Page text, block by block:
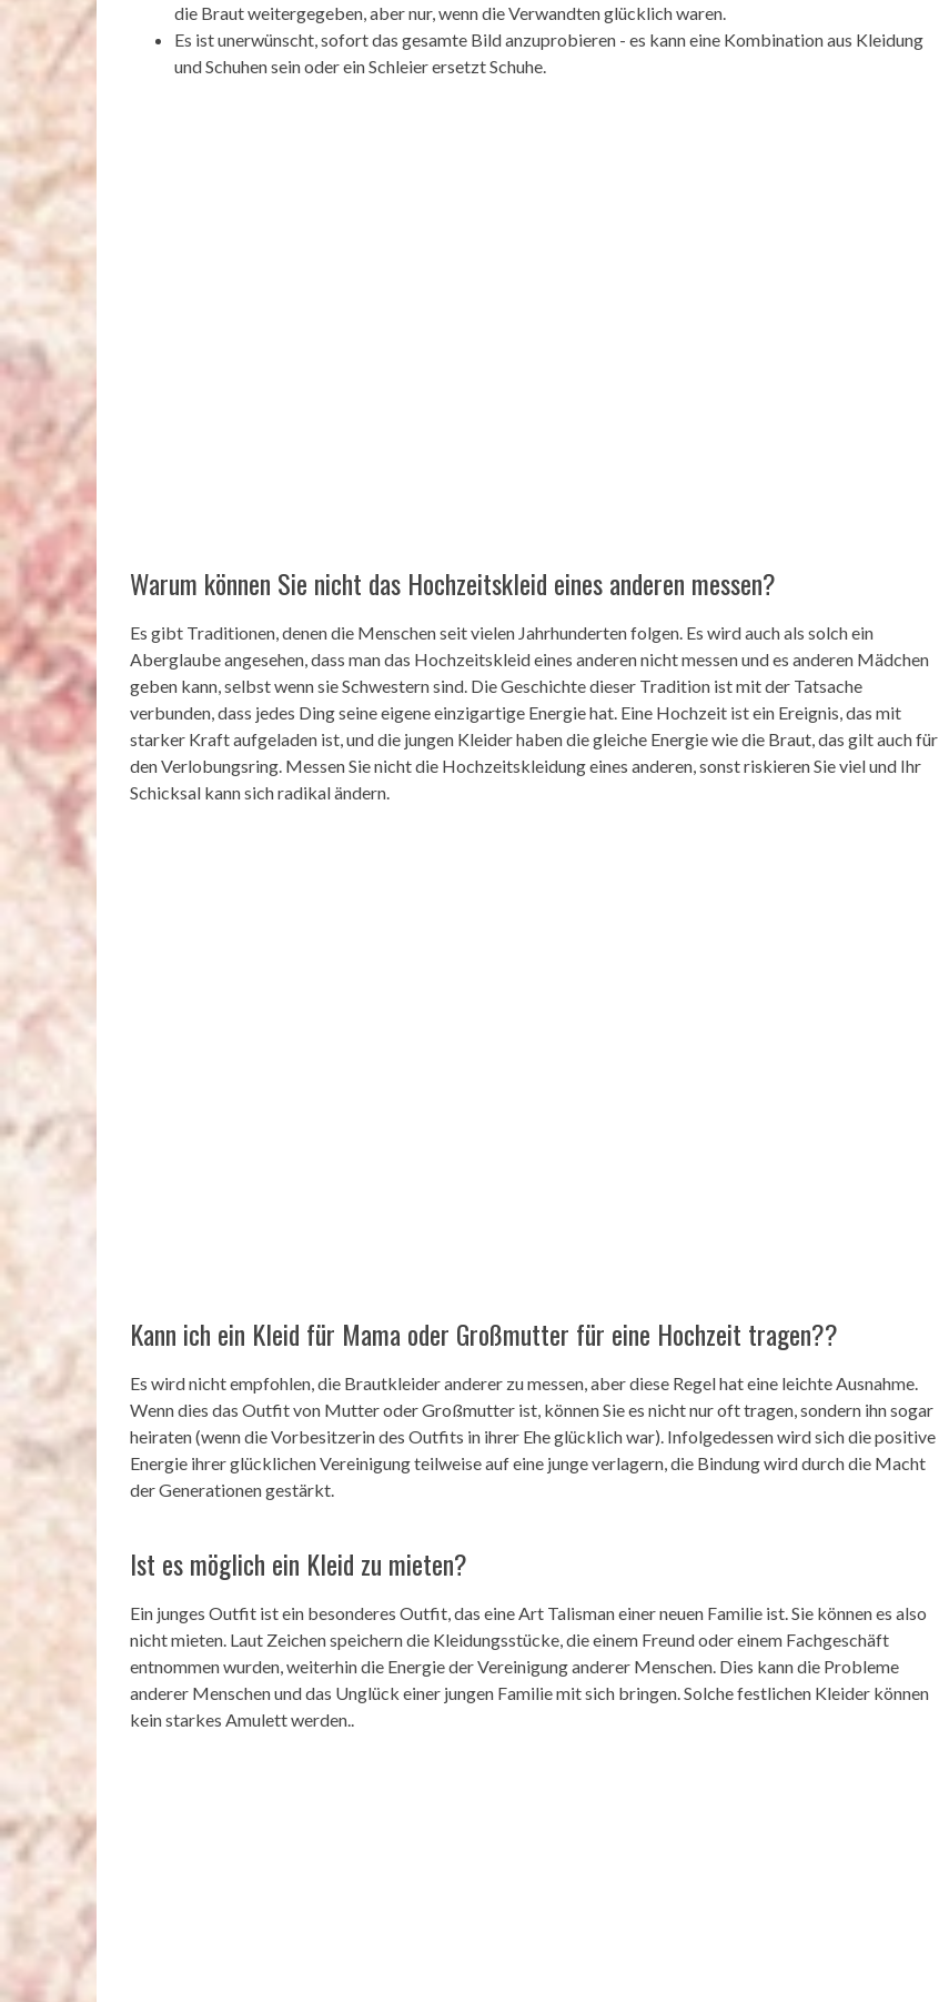
die Braut weitergegeben, aber nur, wenn die Verwandten glücklich waren.
Es ist unerwünscht, sofort das gesamte Bild anzuprobieren - es kann eine Kombination aus Kleidung
und Schuhen sein oder ein Schleier ersetzt Schuhe.
Warum können Sie nicht das Hochzeitskleid eines anderen messen?
Es gibt Traditionen, denen die Menschen seit vielen Jahrhunderten folgen. Es wird auch als solch ein
Aberglaube angesehen, dass man das Hochzeitskleid eines anderen nicht messen und es anderen Mädchen
geben kann, selbst wenn sie Schwestern sind. Die Geschichte dieser Tradition ist mit der Tatsache
verbunden, dass jedes Ding seine eigene einzigartige Energie hat. Eine Hochzeit ist ein Ereignis, das mit
starker Kraft aufgeladen ist, und die jungen Kleider haben die gleiche Energie wie die Braut, das gilt auch für
den Verlobungsring. Messen Sie nicht die Hochzeitskleidung eines anderen, sonst riskieren Sie viel und Ihr
Schicksal kann sich radikal ändern.
Kann ich ein Kleid für Mama oder Großmutter für eine Hochzeit tragen??
Es wird nicht empfohlen, die Brautkleider anderer zu messen, aber diese Regel hat eine leichte Ausnahme.
Wenn dies das Outfit von Mutter oder Großmutter ist, können Sie es nicht nur oft tragen, sondern ihn sogar
heiraten (wenn die Vorbesitzerin des Outfits in ihrer Ehe glücklich war). Infolgedessen wird sich die positive
Energie ihrer glücklichen Vereinigung teilweise auf eine junge verlagern, die Bindung wird durch die Macht
der Generationen gestärkt.
Ist es möglich ein Kleid zu mieten?
Ein junges Outfit ist ein besonderes Outfit, das eine Art Talisman einer neuen Familie ist. Sie können es also
nicht mieten. Laut Zeichen speichern die Kleidungsstücke, die einem Freund oder einem Fachgeschäft
entnommen wurden, weiterhin die Energie der Vereinigung anderer Menschen. Dies kann die Probleme
anderer Menschen und das Unglück einer jungen Familie mit sich bringen. Solche festlichen Kleider können
kein starkes Amulett werden..